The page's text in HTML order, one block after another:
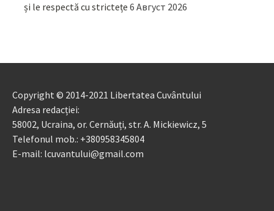
și le respectă cu strictețe 6 Август 2026
Copyright © 2014-2021 Libertatea Cuvântului
Adresa redacției:
58002, Ucraina, or. Cernăuți, str. A. Mickiewicz, 5
Telefonul mob.: +380958345804
E-mail: lcuvantului@gmail.com